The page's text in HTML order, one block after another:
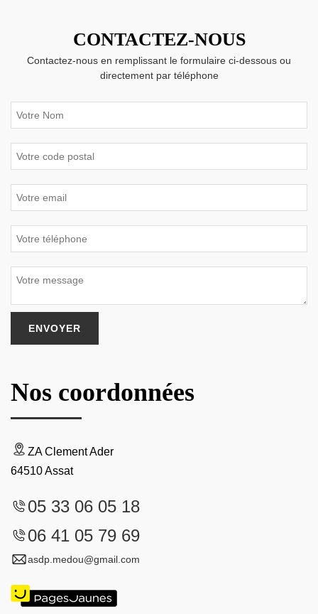
CONTACTEZ-NOUS
Contactez-nous en remplissant le formulaire ci-dessous ou
directement par téléphone
Nos coordonnées
ZA Clement Ader
64510 Assat
05 33 06 05 18
06 41 05 79 69
asdp.medou@gmail.com